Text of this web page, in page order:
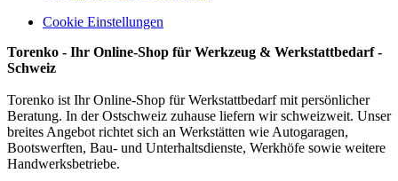
Cookie Einstellungen
Torenko - Ihr Online-Shop für Werkzeug & Werkstattbedarf -
Schweiz
Torenko ist Ihr Online-Shop für Werkstattbedarf mit persönlicher
Beratung. In der Ostschweiz zuhause liefern wir schweizweit. Unser
breites Angebot richtet sich an Werkstätten wie Autogaragen,
Bootswerften, Bau- und Unterhaltsdienste, Werkhöfe sowie weitere
Handwerksbetriebe.